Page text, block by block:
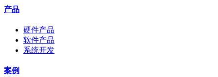
产品
硬件产品
软件产品
系统开发
案例